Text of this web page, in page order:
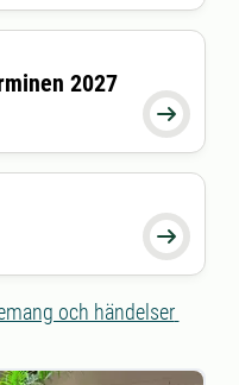

2027
10-21 16:00:00 
och händelser